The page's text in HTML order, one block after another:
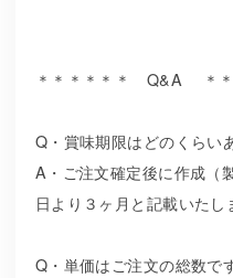
＊＊＊＊＊＊ Q&A ＊＊
Q・賞味期限はどのくらい
A・ご注文確定後に作成（
日より３ヶ月と記載いたし
Q・単価はご注文の総数で